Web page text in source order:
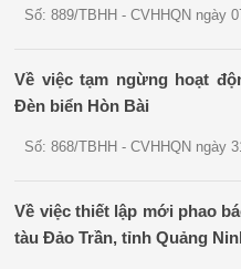
Số: 889/TBHH - CVHHQN ngày
Về việc tạm ngừng hoạt
Đèn biển Hòn Bài
Số: 868/TBHH - CVHHQN ngày
Về việc thiết lập mới phao
tàu Đảo Trần, tỉnh Quảng